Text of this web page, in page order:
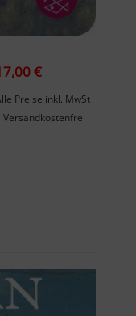
€
Preise inkl. MwSt
Versandkostenfrei